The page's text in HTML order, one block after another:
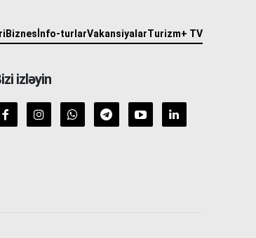
Biznes İnfo-turlarVakansiyalarTurizm+ TV
izləyin